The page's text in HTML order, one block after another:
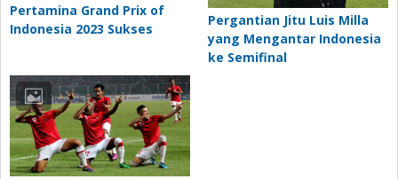
Pertamina Grand Prix of
Indonesia 2023 Sukses
Pergantian Jitu Luis Milla
yang Mengantar Indonesia
ke Semifinal